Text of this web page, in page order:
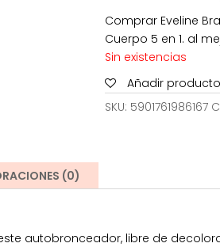
Comprar Eveline
Cuerpo 5 en 1. al
Sin existencias
Añadir
SKU: 5901761986167
(0)
autobronceador, libre de